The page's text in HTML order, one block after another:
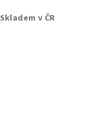
Skladem v ČR